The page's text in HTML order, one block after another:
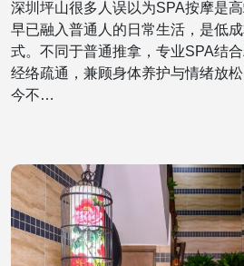
深圳坪山很多人误以为SPA按摩是
早已融入普通人的日常生活，是低
式。不同于普通推拿，专业SPA结
经络疏通，兼顾身体养护与情绪放
今不…